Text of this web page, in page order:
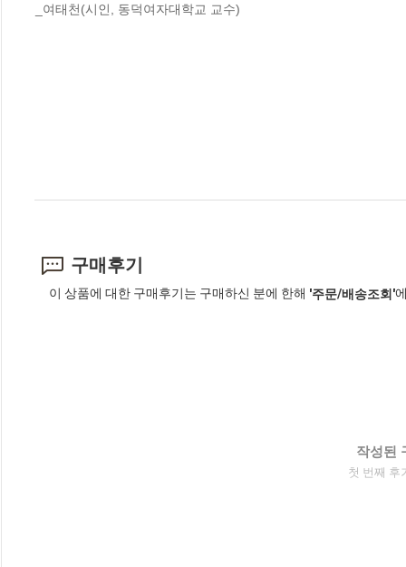
_여태천(시인, 동덕여자대학교 교수)
구매후기
이 상품에 대한 구매후기는 구매하신 분에 한해 '주문/배송조회'
작성된
첫 번째 후